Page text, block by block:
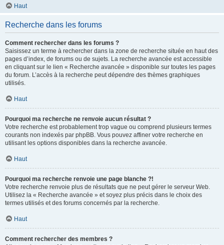
Haut
Recherche dans les forums
Comment rechercher dans les forums ?
Saisissez un terme à rechercher dans la zone de recherche située en haut des
pages d’index, de forums ou de sujets. La recherche avancée est accessible
en cliquant sur le lien « Recherche avancée » disponible sur toutes les pages
du forum. L’accès à la recherche peut dépendre des thèmes graphiques
utilisés.
Haut
Pourquoi ma recherche ne renvoie aucun résultat ?
Votre recherche est probablement trop vague ou comprend plusieurs termes
courants non indexés par phpBB. Vous pouvez affiner votre recherche en
utilisant les options disponibles dans la recherche avancée.
Haut
Pourquoi ma recherche renvoie une page blanche ?!
Votre recherche renvoie plus de résultats que ne peut gérer le serveur Web.
Utilisez la « Recherche avancée » et soyez plus précis dans le choix des
termes utilisés et des forums concernés par la recherche.
Haut
Comment rechercher des membres ?